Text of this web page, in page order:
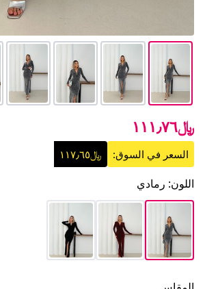
﷼١١١٫٧٦
السعر في السوق: ﷼١١٧٫٦٥
اللون: رمادي